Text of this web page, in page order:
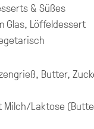
& Süßes
Glas, Löffeldessert
Butter,
Milch/Laktose